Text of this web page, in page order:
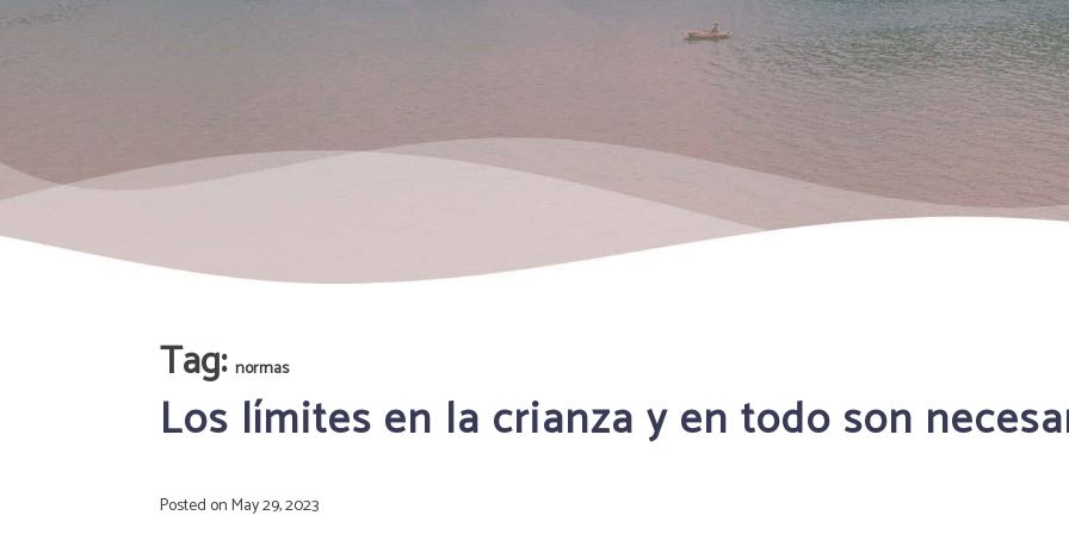
Tag:normas
Los límites en la crianza y en todo son
Posted onMay 29, 2023